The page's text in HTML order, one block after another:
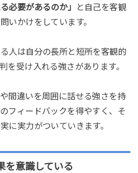
必要があるのか」
と自己を客観
いかけをしています。
人は自分の長所と短所を客観的
を受け入れる強さがあります。
間違いを周囲に話せる強さを持
フィードバックを得やすく、そ
に実力がついていきます。
を意識している